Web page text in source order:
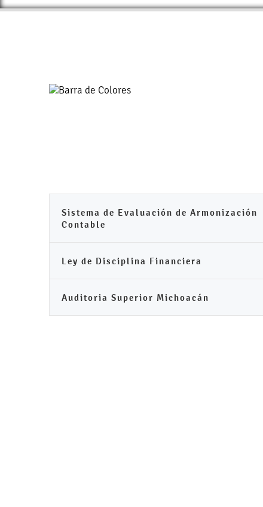
Sistema de Evaluación de Armonización
Contable
Ley de Disciplina Financiera
Auditoria Superior Michoacán